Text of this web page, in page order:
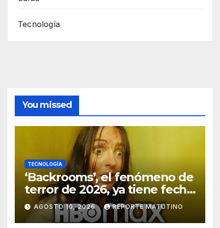
Tecnología
You missed
TECNOLOGÍA
‘Backrooms’, el fenómeno de
terror de 2026, ya tiene fecha
de estreno en HBO Max
AGOSTO 10, 2026 REPORTE MATUTINO